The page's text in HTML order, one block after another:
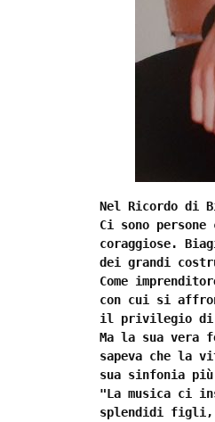
Nel Ricordo di
Ci sono
coraggiose.
dei grandi
Come
con cui si
il privilegio di
Ma la sua vera
sapeva che la
sua sinfonia
"La musica ci
splendidi figli,